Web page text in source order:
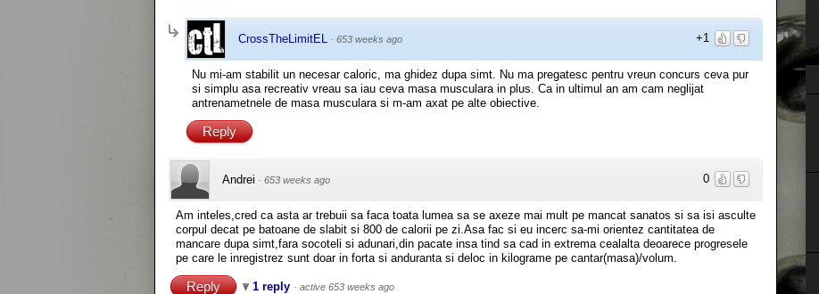
+1
CrossTheLimitEL · 653 weeks ago
Nu mi-am stabilit un necesar caloric, ma ghidez dupa simt. Nu ma pregatesc pentru vreun concurs ceva pur
si simplu asa recreativ vreau sa iau ceva masa musculara in plus. Ca in ultimul an am cam neglijat
antrenametnele de masa musculara si m-am axat pe alte obiective.
Reply
0
Andrei · 653 weeks ago
Am inteles,cred ca asta ar trebuii sa faca toata lumea sa se axeze mai mult pe mancat sanatos si sa isi asculte
corpul decat pe batoane de slabit si 800 de calorii pe zi.Asa fac si eu incerc sa-mi orientez cantitatea de
mancare dupa simt,fara socoteli si adunari,din pacate insa tind sa cad in extrema cealalta deoarece progresele
pe care le inregistrez sunt doar in forta si anduranta si deloc in kilograme pe cantar(masa)/volum.
Reply 1 reply · active 653 weeks ago